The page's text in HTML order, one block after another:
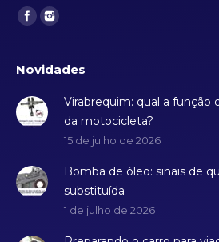
Find us on:
Novidades
Virabrequim: qual a função
da motocicleta?
15 de julho de 2026
Bomba de óleo: sinais de
substituída
1 de julho de 2026